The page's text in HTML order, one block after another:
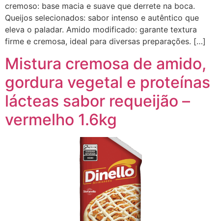
cremoso: base macia e suave que derrete na boca.
Queijos selecionados: sabor intenso e autêntico que
eleva o paladar. Amido modificado: garante textura
firme e cremosa, ideal para diversas preparações. […]
Mistura cremosa de amido,
gordura vegetal e proteínas
lácteas sabor requeijão –
vermelho 1.6kg